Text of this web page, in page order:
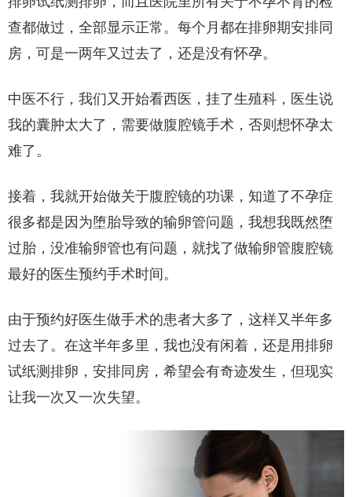
查都做过，全部显示正常。每个月都在排卵期安排同
房，可是一两年又过去了，还是没有怀孕。
中医不行，我们又开始看西医，挂了生殖科，医生说
我的囊肿太大了，需要做腹腔镜手术，否则想怀孕太
难了。
接着，我就开始做关于腹腔镜的功课，知道了不孕症
很多都是因为堕胎导致的输卵管问题，我想我既然堕
过胎，没准输卵管也有问题，就找了做输卵管腹腔镜
最好的医生预约手术时间。
由于预约好医生做手术的患者大多了，这样又半年多
过去了。在这半年多里，我也没有闲着，还是用排卵
试纸测排卵，安排同房，希望会有奇迹发生，但现实
让我一次又一次失望。